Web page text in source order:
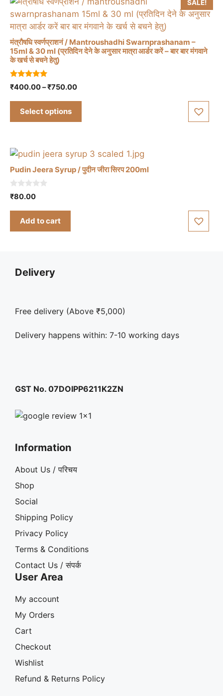
SALE!
मंत्रौषधि स्वर्णप्राशनं / Mantroushadhi Swarnprashanam –
15ml & 30 ml (प्रतिदिन देने के अनुसार मात्रा आर्डर करें – बार बार मंगवाने
के खर्च से बचने हेतु)
4.86
out of 5
₹400.00–₹750.00Price
Select options
This
product
has
multiple
variants.
may
on
the
product
page
Pudin Jeera Syrup / पुदीन जीरा सिरप 200ml
0
o
₹80.00
Add to cart
Delivery
Free delivery (Above ₹5,000)
Delivery happens within: 7-10 working days
GST No. 07DOIPP6211K2ZN
Information
About Us / परिचय
Shop
Social
Shipping Policy
Privacy Policy
Terms & Conditions
Contact Us / संपर्क
User Area
My account
My Orders
Cart
Checkout
Wishlist
Refund & Returns Policy